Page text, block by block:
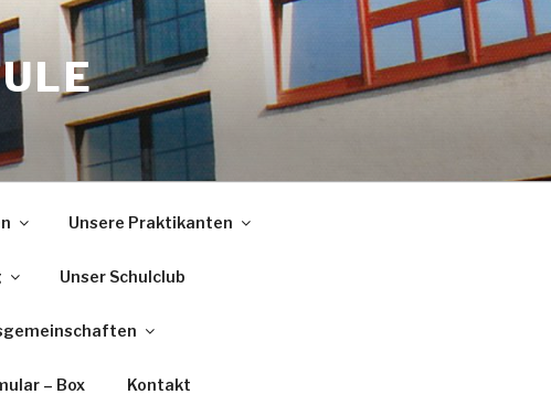
Unsere Praktikanten
Unser Schulclub
– Box Kontakt